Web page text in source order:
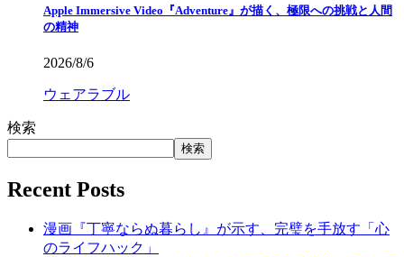
Apple Immersive Video『Adventure』が描く、極限への挑戦と人間
の精神
2026/8/6
ウェアラブル
検索
検索
Recent Posts
漫画『丁寧ならぬ暮らし』が示す、完璧を手放す「心
のライフハック」